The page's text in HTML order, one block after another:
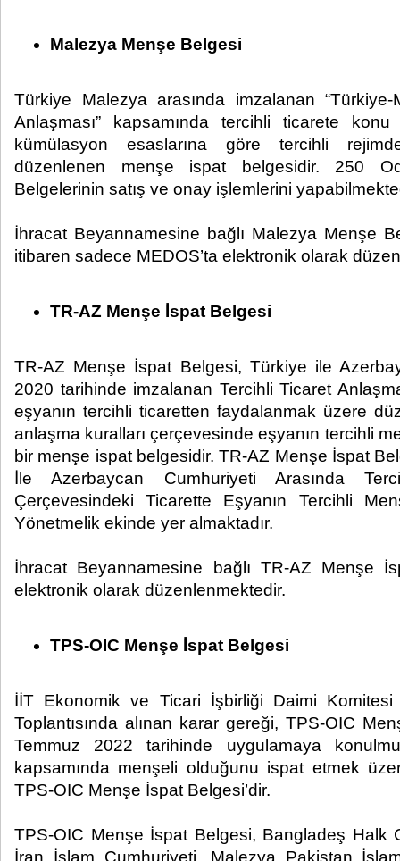
Malezya Menşe Belgesi
Türkiye Malezya arasında imzalanan
Anlaşması” kapsamında tercihli ticarete
kümülasyon esaslarına göre tercihli
düzenlenen menşe ispat belgesidir. 250
Belgelerinin satış ve onay işlemlerini
İhracat Beyannamesine bağlı Malezya Menşe
itibaren sadece MEDOS’ta elektronik olarak
TR-AZ Menşe İspat Belgesi
TR-AZ Menşe İspat Belgesi, Türkiye ile
2020 tarihinde imzalanan Tercihli Ticaret
eşyanın tercihli ticaretten faydalanmak üzere
anlaşma kuralları çerçevesinde eşyanın tercihli
bir menşe ispat belgesidir. TR-AZ Menşe İspat
İle Azerbaycan Cumhuriyeti Arasında
Çerçevesindeki Ticarette Eşyanın Tercihli
Yönetmelik ekinde yer almaktadır.
İhracat Beyannamesine bağlı TR-AZ Menşe
elektronik olarak düzenlenmektedir.
TPS-OIC Menşe İspat Belgesi
İİT Ekonomik ve Ticari İşbirliği Daimi
Toplantısında alınan karar gereği, TPS-OIC
Temmuz 2022 tarihinde uygulamaya
kapsamında menşeli olduğunu ispat etmek
TPS-OIC Menşe İspat Belgesi’dir.
TPS-OIC Menşe İspat Belgesi, Bangladeş Halk
İran İslam Cumhuriyeti, Malezya Pakistan